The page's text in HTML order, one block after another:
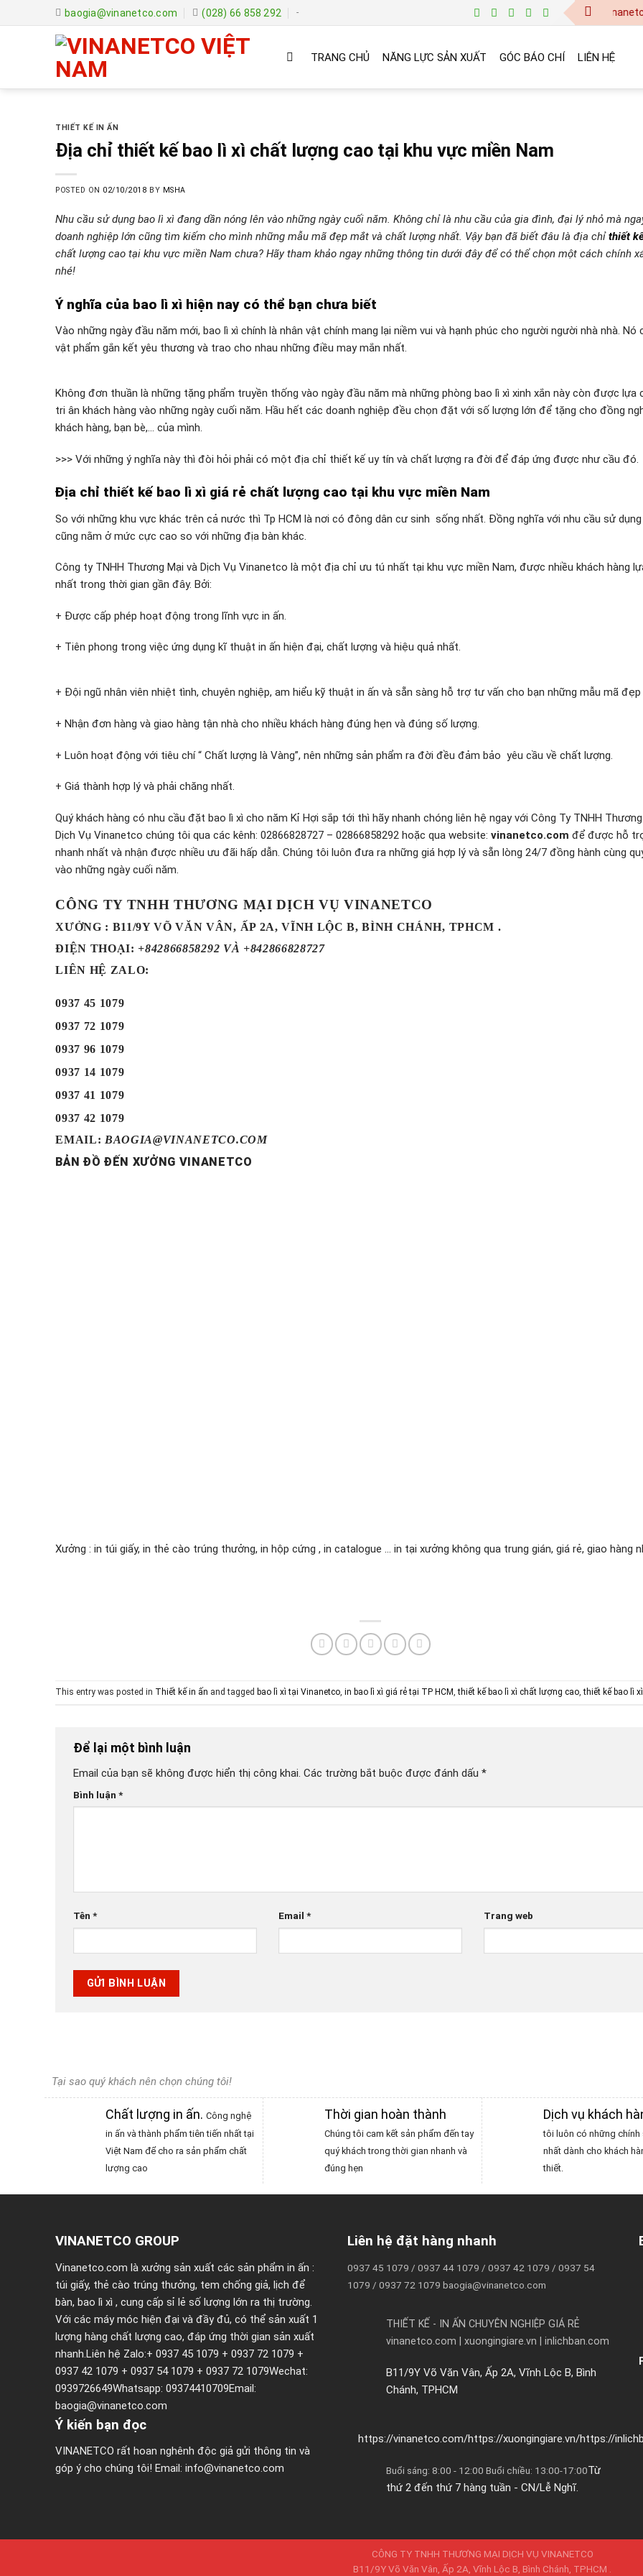
to
baogia@vinanetco.com (028) 66 858 292 - baogia@vinanetco.com
TRANG CHỦ NĂNG LỰC SẢN XUẤT GÓC BÁO CHÍ LIÊN HỆ
THIẾT KẾ IN ẤN
Địa chỉ thiết kế bao lì xì chất lượng cao tại khu vực miền Nam
POSTED ON 02/10/2018 BY MSHA
Nhu cầu sử dụng bao lì xì đang dần nóng lên vào những ngày cuối năm. Không chỉ là nhu cầu của gia đình, đại lý nhỏ mà
doanh nghiệp lớn cũng tìm kiếm cho mình những mẫu mã đẹp mắt và chất lượng nhất. Vậy bạn đã biết đâu là địa chỉthiết
chất lượng cao tại khu vực miền Nam chưa? Hãy tham khảo ngay những thông tin dưới đây để có thể chọn một cách chính
nhé!
Ý nghĩa của bao lì xì hiện nay có thể bạn chưa biết
Vào những ngày đầu năm mới, bao lì xì chính là nhân vật chính mang lại niềm vui và hạnh phúc cho người người nhà nhà. Nó
vật phẩm gắn kết yêu thương và trao cho nhau những điều may mắn nhất.
Không đơn thuần là những tặng phẩm truyền thống vào ngày đầu năm mà những phòng bao lì xì xinh xắn này còn được lựa
tri ân khách hàng vào những ngày cuối năm. Hầu hết các doanh nghiệp đều chọn đặt với số lượng lớn để tặng cho đồng
khách hàng, bạn bè,… của mình.
>>> Với những ý nghĩa này thì đòi hỏi phải có một địa chỉ thiết kế uy tín và chất lượng ra đời để đáp ứng được như cầu đó.
Địa chỉ thiết kế bao lì xì giá rẻ chất lượng cao tại khu vực miền Nam
So với những khu vực khác trên cả nước thì Tp HCM là nơi có đông dân cư sinh sống nhất. Đồng nghĩa với nhu cầu sử dụng
cũng nằm ở mức cực cao so với những địa bàn khác.
Công ty TNHH Thương Mại và Dịch Vụ Vinanetco là một địa chỉ ưu tú nhất tại khu vực miền Nam, được nhiều khách hàng
nhất trong thời gian gần đây. Bởi:
+ Được cấp phép hoạt động trong lĩnh vực in ấn.
+ Tiên phong trong việc ứng dụng kĩ thuật in ấn hiện đại, chất lượng và hiệu quả nhất.
+ Đội ngũ nhân viên nhiệt tình, chuyên nghiệp, am hiểu kỹ thuật in ấn và sẵn sàng hỗ trợ tư vấn cho bạn những mẫu mã
+ Nhận đơn hàng và giao hàng tận nhà cho nhiều khách hàng đúng hẹn và đúng số lượng.
+ Luôn hoạt động với tiêu chí “ Chất lượng là Vàng”, nên những sản phẩm ra đời đều đảm bảo yêu cầu về chất lượng.
+ Giá thành hợp lý và phải chăng nhất.
Quý khách hàng có nhu cầu đặt bao lì xì cho năm Kỉ Hợi sắp tới thì hãy nhanh chóng liên hệ ngay với Công Ty TNHH
Dịch Vụ Vinanetco chúng tôi qua các kênh: 02866828727 – 02866858292 hoặc qua website: vinanetco.com để được hỗ
nhanh nhất và nhận được nhiều ưu đãi hấp dẫn. Chúng tôi luôn đưa ra những giá hợp lý và sẵn lòng 24/7 đồng hành cùng
vào những ngày cuối năm.
CÔNG TY TNHH THƯƠNG MẠI DỊCH VỤ VINANETCO
XƯỞNG : B11/9Y VÕ VĂN VÂN, ẤP 2A, VĨNH LỘC B, BÌNH CHÁNH, TPHCM .
ĐIỆN THOẠI: +842866858292 VÀ +842866828727
LIÊN HỆ ZALO:
0937 45 1079
0937 72 1079
0937 96 1079
0937 14 1079
0937 41 1079
0937 42 1079
EMAIL: BAOGIA@VINANETCO.COM
BẢN ĐỒ ĐẾN XƯỞNG VINANETCO
Xưởng : in túi giấy, in thẻ cào trúng thưởng, in hộp cứng , in catalogue ... in tại xưởng không qua trung gián, giá rẻ, giao hàng
This entry was posted in Thiết kế in ấn and tagged bao lì xì tại Vinanetco, in bao lì xì giá rẻ tại TP HCM,thiết kế bao lì xì chất lượng cao,thiết kế bao lì
Để lại một bình luận
Email của bạn sẽ không được hiển thị công khai. Các trường bắt buộc được đánh dấu *
Bình luận *
Tên * Email * Trang web
Tại sao quý khách nên chọn chúng tôi!
Chất lượng in ấn.Công nghệ
in ấn và thành phẩm tiên tiến nhất tại
Việt Nam để cho ra sản phẩm chất
lượng cao
Thời gian hoàn thành
Chúng tôi cam kết sản phẩm đến tay
quý khách trong thời gian nhanh và
đúng hẹn
Dịch vụ khách
tôi luôn có những chính
nhất dành cho khách
thiết.
VINANETCO GROUP
Vinanetco.com là xưởng sản xuất các sản phẩm in ấn :
túi giấy, thẻ cào trúng thưởng, tem chống giả, lịch để
bàn, bao lì xì , cung cấp sỉ lẻ số lượng lớn ra thị trường.
Với các máy móc hiện đại và đầy đủ, có thể sản xuất 1
lượng hàng chất lượng cao, đáp ứng thời gian sản xuất
nhanh.Liên hệ Zalo:+ 0937 45 1079 + 0937 72 1079 +
0937 42 1079 + 0937 54 1079 + 0937 72 1079Wechat:
0939726649Whatsapp: 09374410709Email:
baogia@vinanetco.com
Ý kiến bạn đọc
VINANETCO rất hoan nghênh độc giả gửi thông tin và
góp ý cho chúng tôi! Email: info@vinanetco.com
Liên hệ đặt hàng nhanh
0937 45 1079 / 0937 44 1079 / 0937 42 1079 / 0937 54
1079 / 0937 72 1079 baogia@vinanetco.com
THIẾT KẾ - IN ẤN CHUYÊN NGHIỆP GIÁ RẺ
vinanetco.com | xuongingiare.vn | inlichban.com
B11/9Y Võ Văn Vân, Ấp 2A, Vĩnh Lộc B, Bình
Chánh, TPHCM
https://vinanetco.com/https://xuongingiare.vn/https://
Buổi sáng: 8:00 - 12:00 Buổi chiều: 13:00-17:00Từ
thứ 2 đến thứ 7 hàng tuần - CN/Lễ Nghĩ.
CÔNG TY TNHH THƯƠNG MẠI DỊCH VỤ VINANETCO
B11/9Y Võ Văn Vân, Ấp 2A, Vĩnh Lộc B, Bình Chánh, TPHCM .